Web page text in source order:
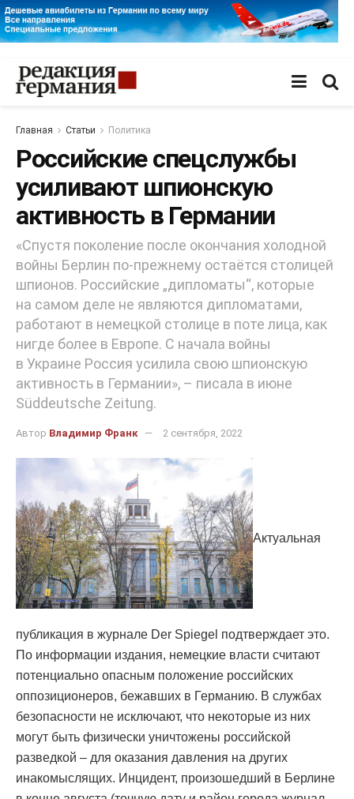
Главная Статьи Политика
Российские спецслужбы
усиливают шпионскую
активность в Германии
«Спустя поколение после окончания холодной
войны Берлин по-прежнему остаётся столицей
шпионов. Российские „дипломаты“, которые
на самом деле не являются дипломатами,
работают в немецкой столице в поте лица, как
нигде более в Европе. С начала войны
в Украине Россия усилила свою шпионскую
активность в Германии», – писала в июне
Süddeutsche Zeitung.
Автор Владимир Франк 2 сентября, 2022
Актуальная
публикация в журнале Der Spiegel подтверждает это.
По информации издания, немецкие власти считают
потенциально опасным положение российских
оппозиционеров, бежавших в Германию. В службах
безопасности не исключают, что некоторые из них
могут быть физически уничтожены российской
разведкой – для оказания давления на других
инакомыслящих. Инцидент, произошедший в Берлине